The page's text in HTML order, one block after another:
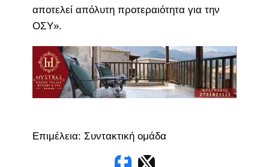
αποτελεί απόλυτη προτεραιότητα για την
ΟΣΥ».
Επιμέλεια: Συντακτική ομάδα